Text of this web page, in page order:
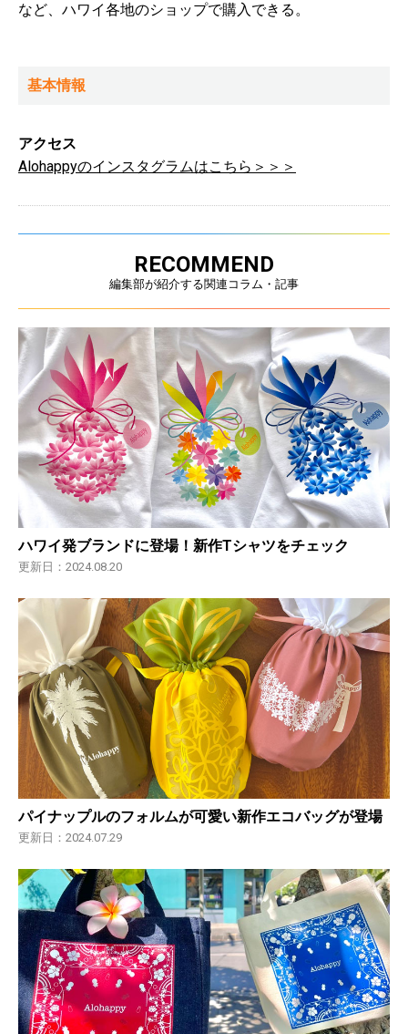
など、ハワイ各地のショップで購入できる。
基本情報
アクセス
Alohappyのインスタグラムはこちら＞＞＞
RECOMMEND
編集部が紹介する関連コラム・記事
ハワイ発ブランドに登場！新作Tシャツをチェック
更新日：2024.08.20
パイナップルのフォルムが可愛い新作エコバッグが登場
更新日：2024.07.29